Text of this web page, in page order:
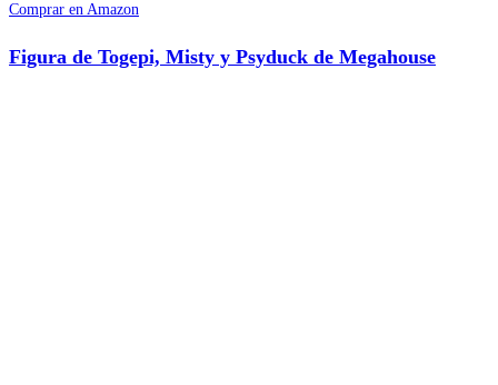
Comprar en Amazon
Figura de Togepi, Misty y Psyduck de Megahouse